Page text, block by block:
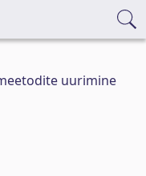
uurimine